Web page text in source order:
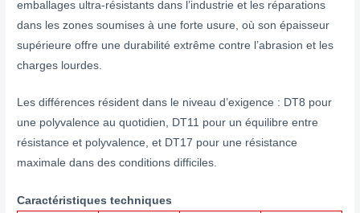
emballages ultra-résistants dans l’industrie et les réparations
dans les zones soumises à une forte usure, où son épaisseur
supérieure offre une durabilité extrême contre l’abrasion et les
charges lourdes.
Les différences résident dans le niveau d’exigence : DT8 pour
une polyvalence au quotidien, DT11 pour un équilibre entre
résistance et polyvalence, et DT17 pour une résistance
maximale dans des conditions difficiles.
Caractéristiques techniques